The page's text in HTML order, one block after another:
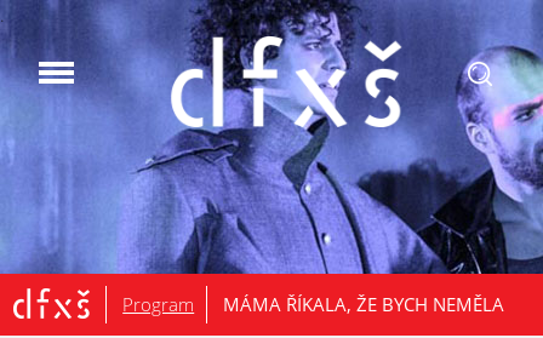
.
Program MÁMA ŘÍKALA, ŽE BYCH NEMĚLA